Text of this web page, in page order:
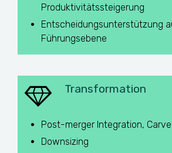
Produktivitätssteigerung
Entscheidungsunterstützung
Führungsebene
Transformation
Post-merger Integration,
Downsizing